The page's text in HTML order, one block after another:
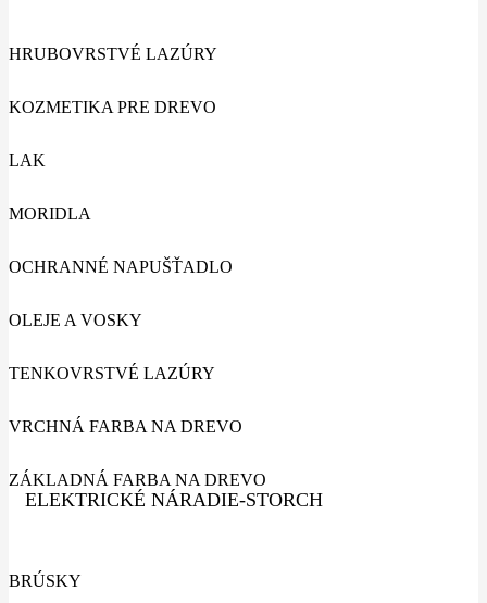
HRUBOVRSTVÉ LAZÚRY
KOZMETIKA PRE DREVO
LAK
MORIDLA
OCHRANNÉ NAPUŠŤADLO
OLEJE A VOSKY
TENKOVRSTVÉ LAZÚRY
VRCHNÁ FARBA NA DREVO
ZÁKLADNÁ FARBA NA DREVO
ELEKTRICKÉ NÁRADIE-STORCH
BRÚSKY